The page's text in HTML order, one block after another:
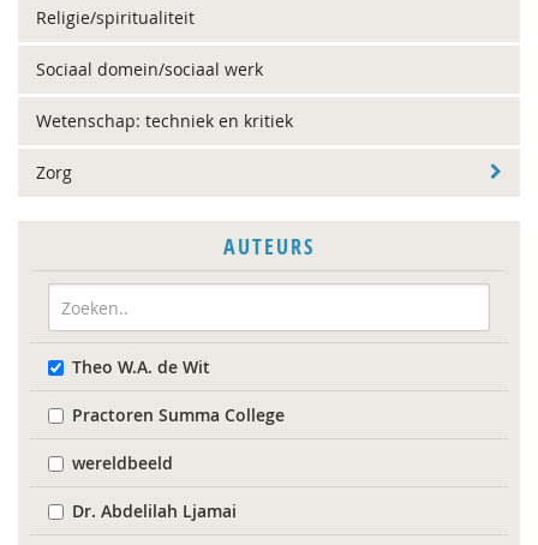
Religie/spiritualiteit
Sociaal domein/sociaal werk
Wetenschap: techniek en kritiek
Zorg
AUTEURS
Theo W.A. de Wit
Practoren Summa College
wereldbeeld
Dr. Abdelilah Ljamai